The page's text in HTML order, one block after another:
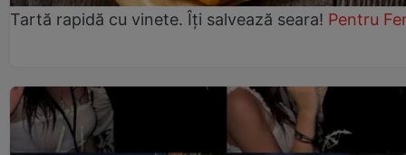
Tartă rapidă cu vinete. Îți salvează seara! Pentru